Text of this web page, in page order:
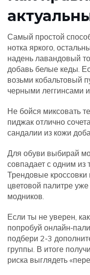
Самый простой
нотка яркого,
надень лавандовый
добавь белые кеды.
возьми кобальтовый
черными леггинсами
Не бойся миксовать
пиджак отлично
сандалии из кожи
Для обуви выбирай
совпадает с одним из
Трендовые кроссовки
цветовой палитре
модников.
Если ты не уверен,
попробуй
подбери 2‑3
группы. В итоге
риска выглядеть